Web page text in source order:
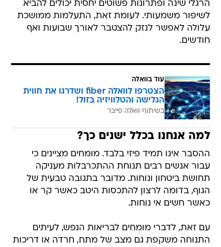
הרגלי שינה ופתרונות פשוטים יחסית יכולים להביא
לשיפור משמעותי. לעומת זאת, התעלמות ממושכת
עלולה לאפשר לנזק להצטבר לאורך שבועות ואף
חודשים.
עוד בוואלה
הצטרפו לוואלה fiber ושדרגו את חווית
הגלישה והטלוויזיה בזול!
בשיתוף וואלה פייבר
למה אנחנו בכלל ישנים כך?
ההסבר אינו תמיד פיזי בלבד. מומחים מציינים כי
עבור אנשים רבים תנוחת ההתכרבלות מעניקה
תחושת ביטחון ונוחות. מדובר בתגובה טבעית של
הגוף, בדומה לרצון להתכסות היטב כאשר קר או
כאשר חשים אי נוחות.
עם זאת, לדברי מומחים לבריאות הנפש, לעיתים
התנוחה משקפת גם מצב של מתח, חרדה או דריכות